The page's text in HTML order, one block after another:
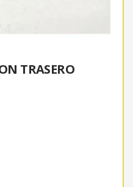
TRASERO